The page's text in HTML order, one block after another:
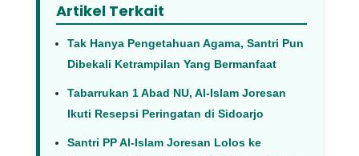
Artikel Terkait
Tak Hanya Pengetahuan Agama, Santri Pun
Dibekali Ketrampilan Yang Bermanfaat
Tabarrukan 1 Abad NU, Al-Islam Joresan
Ikuti Resepsi Peringatan di Sidoarjo
Santri PP Al-Islam Joresan Lolos ke